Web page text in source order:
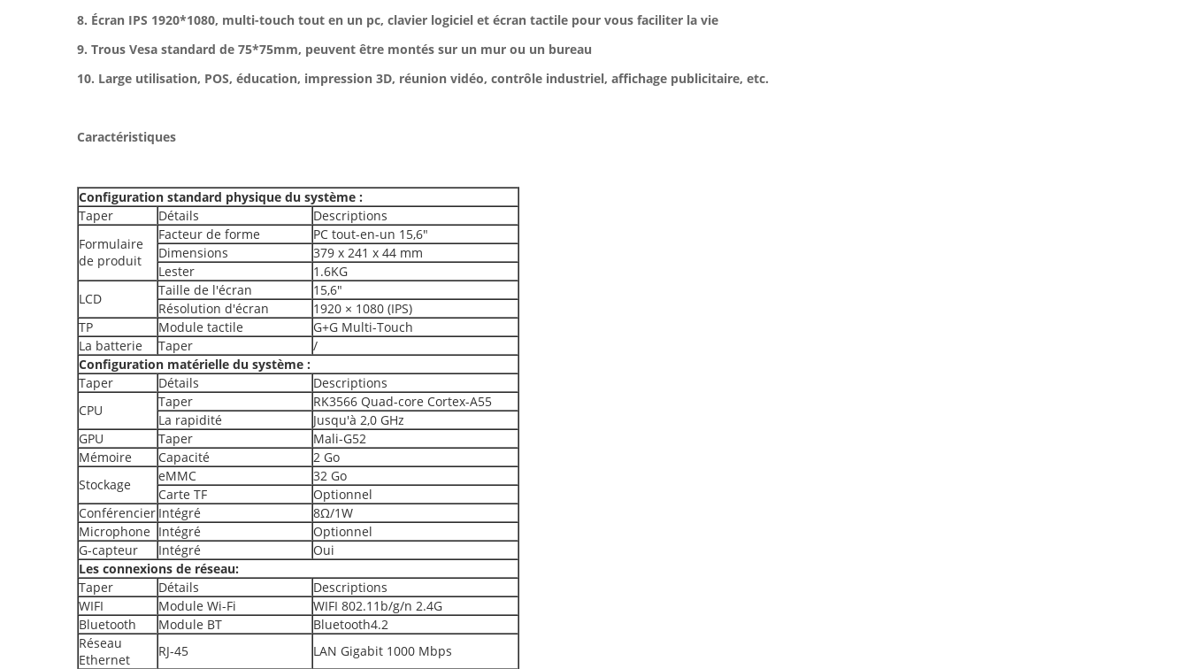
8. Écran IPS 1920*1080, multi-touch tout en un pc, clavier logiciel et écran tactile pour vous faciliter la vie
9. Trous Vesa standard de 75*75mm, peuvent être montés sur un mur ou un bureau
10. Large utilisation, POS, éducation, impression 3D, réunion vidéo, contrôle industriel, affichage publicitaire, etc.
Caractéristiques
Configuration standard physique du système :
Taper
Détails
Descriptions
Formulaire
de produit
Facteur de forme
PC tout-en-un 15,6"
Dimensions
379 x 241 x 44 mm
Lester
1.6KG
LCD
Taille de l'écran
15,6"
Résolution d'écran
1920 × 1080 (IPS)
TP
Module tactile
G+G Multi-Touch
La batterie
Taper
/
Configuration matérielle du système :
Taper
Détails
Descriptions
CPU
Taper
RK3566 Quad-core Cortex-A55
La rapidité
Jusqu'à 2,0 GHz
GPU
Taper
Mali-G52
Mémoire
Capacité
2 Go
Stockage
eMMC
32 Go
Carte TF
Optionnel
Conférencier Intégré
8Ω/1W
Microphone Intégré
Optionnel
G-capteur
Intégré
Oui
Les connexions de réseau:
Taper
Détails
Descriptions
WIFI
Module Wi-Fi
WIFI 802.11b/g/n 2.4G
Bluetooth
Module BT
Bluetooth4.2
Réseau
Ethernet
RJ-45 LAN Gigabit 1000 Mbps